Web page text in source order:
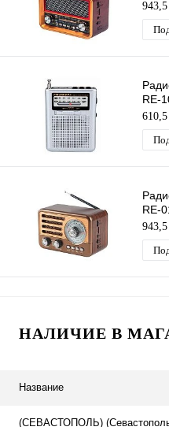
RE-
BT/
RE-
НАЛИЧИЕ В
Название
(СЕВАСТОПОЛЬ)